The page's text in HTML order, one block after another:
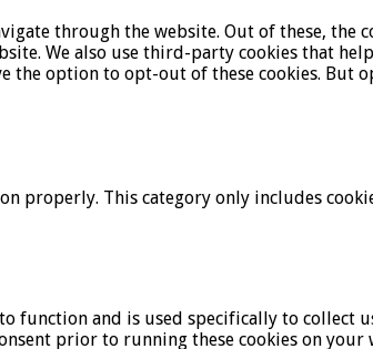
through the website. Out of these, the
We also use third-party cookies that
option to opt-out of these cookies. But
properly. This category only includes
function and is used specifically to collect
prior to running these cookies on your